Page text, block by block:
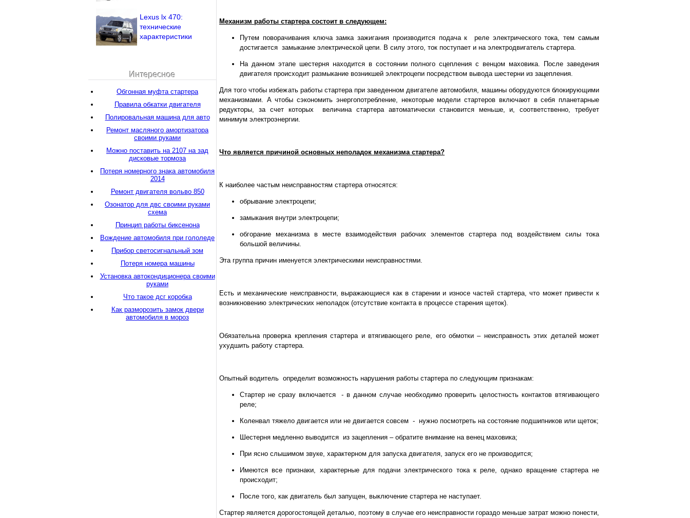
Механизм работы стартера состоит в следующем:
Путем поворачивания ключа замка зажигания производится подача к реле электрического тока, тем самым
достигается замыкание электрической цепи. В силу этого, ток поступает и на электродвигатель стартера.
На данном этапе шестерня находится в состоянии полного сцепления с венцом маховика. После заведения
двигателя происходит размыкание возникшей электроцепи посредством вывода шестерни из зацепления.
Для того чтобы избежать работы стартера при заведенном двигателе автомобиля, машины оборудуются блокирующими
механизмами. А чтобы сэкономить энергопотребление, некоторые модели стартеров включают в себя планетарные
редукторы, за счет которых величина стартера автоматически становится меньше, и, соответственно, требует
минимум электроэнергии.
Что является причиной основных неполадок механизма стартера?
К наиболее частым неисправностям стартера относятся:
обрывание электроцепи;
замыкания внутри электроцепи;
обгорание механизма в месте взаимодействия рабочих элементов стартера под воздействием силы тока
большой величины.
Эта группа причин именуется электрическими неисправностями.
Есть и механические неисправности, выражающиеся как в старении и износе частей стартера, что может привести к
возникновению электрических неполадок (отсутствие контакта в процессе старения щеток).
Обязательна проверка крепления стартера и втягивающего реле, его обмотки – неисправность этих деталей может
ухудшить работу стартера.
Опытный водитель определит возможность нарушения работы стартера по следующим признакам:
Стартер не сразу включается - в данном случае необходимо проверить целостность контактов втягивающего
реле;
Коленвал тяжело двигается или не двигается совсем - нужно посмотреть на состояние подшипников или щеток;
Шестерня медленно выводится из зацепления – обратите внимание на венец маховика;
При ясно слышимом звуке, характерном для запуска двигателя, запуск его не производится;
Имеются все признаки, характерные для подачи электрического тока к реле, однако вращение стартера не
происходит;
После того, как двигатель был запущен, выключение стартера не наступает.
Стартер является дорогостоящей деталью, поэтому в случае его неисправности гораздо меньше затрат можно понести,
Lexus lx 470:
технические
характеристики
Интересное
Обгонная муфта стартера
Правила обкатки двигателя
Полировальная машина для авто
Ремонт масляного амортизатора
своими руками
Можно поставить на 2107 на зад
дисковые тормоза
Потеря номерного знака автомобиля
2014
Ремонт двигателя вольво 850
Озонатор для двс своими руками
схема
Принцип работы биксенона
Вождение автомобиля при гололеде
Прибор светосигнальный зом
Потеря номера машины
Установка автокондиционера своими
руками
Что такое дсг коробка
Как разморозить замок двери
автомобиля в мороз